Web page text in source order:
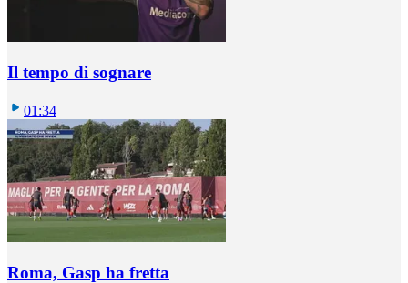
Il tempo di sognare
01:34
Roma, Gasp ha fretta